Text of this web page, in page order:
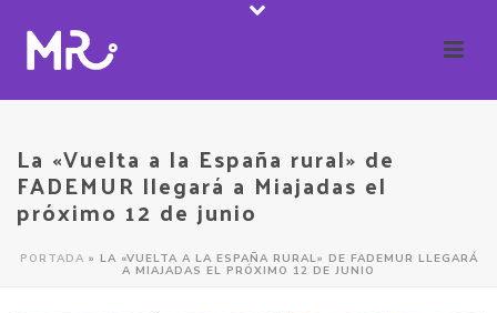
La «Vuelta a la España rural» de
FADEMUR llegará a Miajadas el
próximo 12 de junio
PORTADA » LA «VUELTA A LA ESPAÑA RURAL» DE FADEMUR LLEGARÁ
A MIAJADAS EL PRÓXIMO 12 DE JUNIO